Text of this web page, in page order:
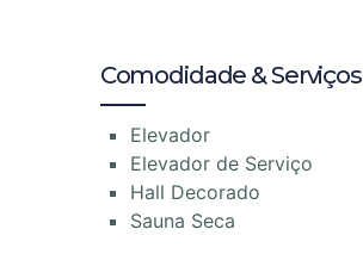
Comodidade & Serviços
Elevador
Elevador de Serviço
Hall Decorado
Sauna Seca